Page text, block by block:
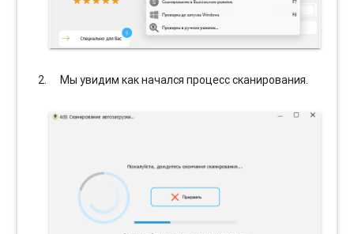
Мы увидим как начался процесс сканирования.